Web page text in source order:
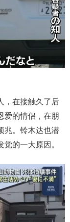
，在接触久了后
爱的情侣，在朋
兆。铃木达也潜
的一大原因。